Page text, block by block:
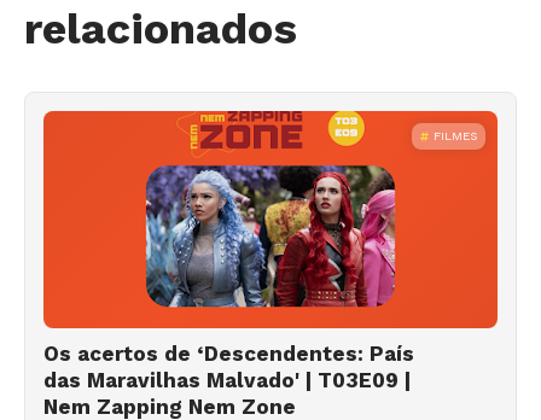
relacionados
FILMES
Os acertos de ‘Descendentes: País
das Maravilhas Malvado' | T03E09 |
Nem Zapping Nem Zone